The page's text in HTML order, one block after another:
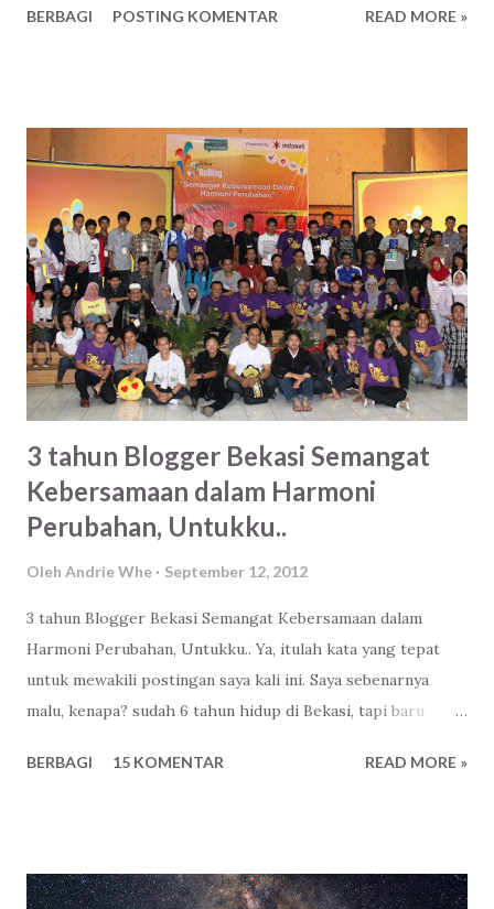
mau gue apain-lah. Mau gue monopoli isinya ( source code )
Ya, itu juga resiko. Jayalah perabadan mesin berpikir
mandiri! Jaya! Jaya! Jaya! Terlalu menjiwai Ndri! Wkwkwk
Paling tidak hikmah dari berita ini ada kesadaran. Kenapa
ada satu kitab suci yang bisa dihafal jutaan manusia, ada
ratusan ribu perkataan manusia yang tidak dilukiskan
wajahnya bisa menjadi panduan dalam kehidupan. Dan tentu
saja, ada Tuhan Yang Berkehendak menjaganya sampai akhir
zaman.
BERBAGI POSTING KOMENTAR READ MORE »
3 tahun Blogger Bekasi Semangat
Kebersamaan dalam Harmoni
Perubahan, Untukku..
Oleh Andrie Whe September 12, 2012
3 tahun Blogger Bekasi Semangat Kebersamaan dalam
Harmoni Perubahan, Untukku.. Ya, itulah kata yang tepat
untuk mewakili postingan saya kali ini. Saya sebenarnya
malu, kenapa? sudah 6 tahun hidup di Bekasi, tapi baru
tahunnya yang ke 3. Miris. Flashback.. Malam itu seperti
yang penting? Dan ternyata ada! Seorang teman akan
BERBAGI 15 KOMENTAR READ MORE »